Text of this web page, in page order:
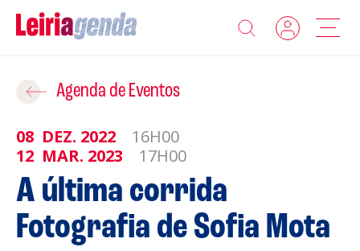
Agenda
Sobre a Leiriagenda
Promotores
Clubes Desportivos
Agenda de Eventos
08 DEZ. 2022
16H00
12 MAR. 2023 17H00
A última corrida
Fotografia de Sofia Mota
Adicionar ao Roteiro
ROTEIROS EXISTENTES
CRIAR NOVO